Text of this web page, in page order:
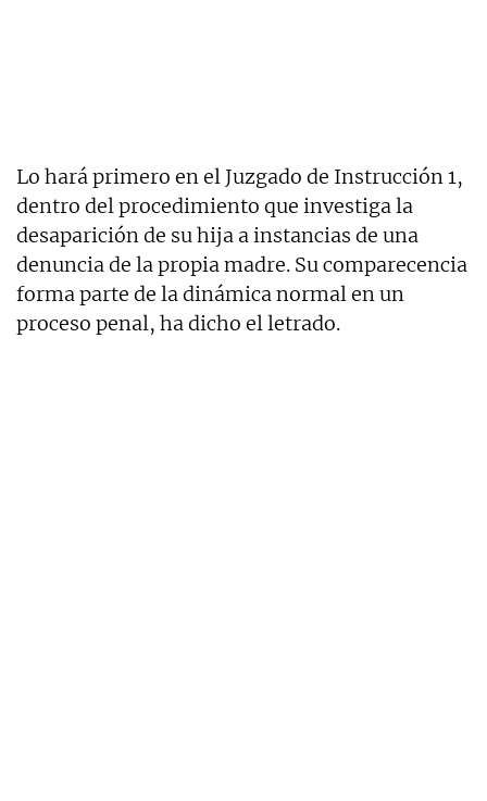
Lo hará primero en el Juzgado de Instrucción 1,
dentro del procedimiento que investiga la
desaparición de su hija a instancias de una
denuncia de la propia madre. Su comparecencia
forma parte de la dinámica normal en un
proceso penal, ha dicho el letrado.